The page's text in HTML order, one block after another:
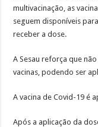
multivacinação, as
seguem disponíveis
receber a dose.
A Sesau reforça que
vacinas, podendo ser
A vacina de Covid-19 é
Após a aplicação da